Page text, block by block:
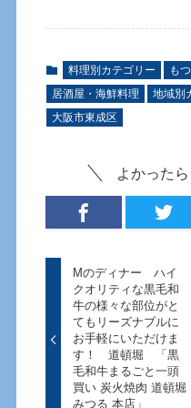
料理別カテゴリー
も
居酒屋・海鮮料理
地域別
大阪市東成区
よかった
Mのディナー ハイ
クオリティな黒毛和
牛の様々な部位がと
てもリーズナブルに
お手軽にいただけま
す！ 道頓堀 「黒
毛和牛まるごと一頭
買い 炭火焼肉 道頓堀
みつる 本店」